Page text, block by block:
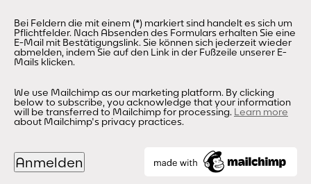
Bei Feldern die mit einem (*) markiert sind handelt es sich um
Pflichtfelder. Nach Absenden des Formulars erhalten Sie eine
E-Mail mit Bestätigungslink. Sie können sich jederzeit wieder
abmelden, indem Sie auf den Link in der Fußzeile unserer E-
Mails klicken.
We use Mailchimp as our marketing platform. By clicking
below to subscribe, you acknowledge that your information
will be transferred to Mailchimp for processing. Learn more
about Mailchimp's privacy practices.